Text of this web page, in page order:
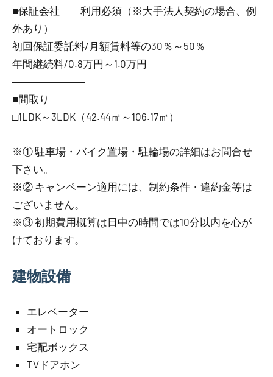
■保証会社 利用必須（※大手法人契約の場合、例
外あり）
初回保証委託料/月額賃料等の30％～50％
年間継続料/0.8万円～1.0万円
―――――――
■間取り
□1LDK～3LDK（42.44㎡～106.17㎡）
※① 駐車場・バイク置場・駐輪場の詳細はお問合せ
下さい。
※② キャンペーン適用には、制約条件・違約金等は
ございません。
※③ 初期費用概算は日中の時間では10分以内を心が
けております。
建物設備
エレベーター
オートロック
宅配ボックス
TVドアホン